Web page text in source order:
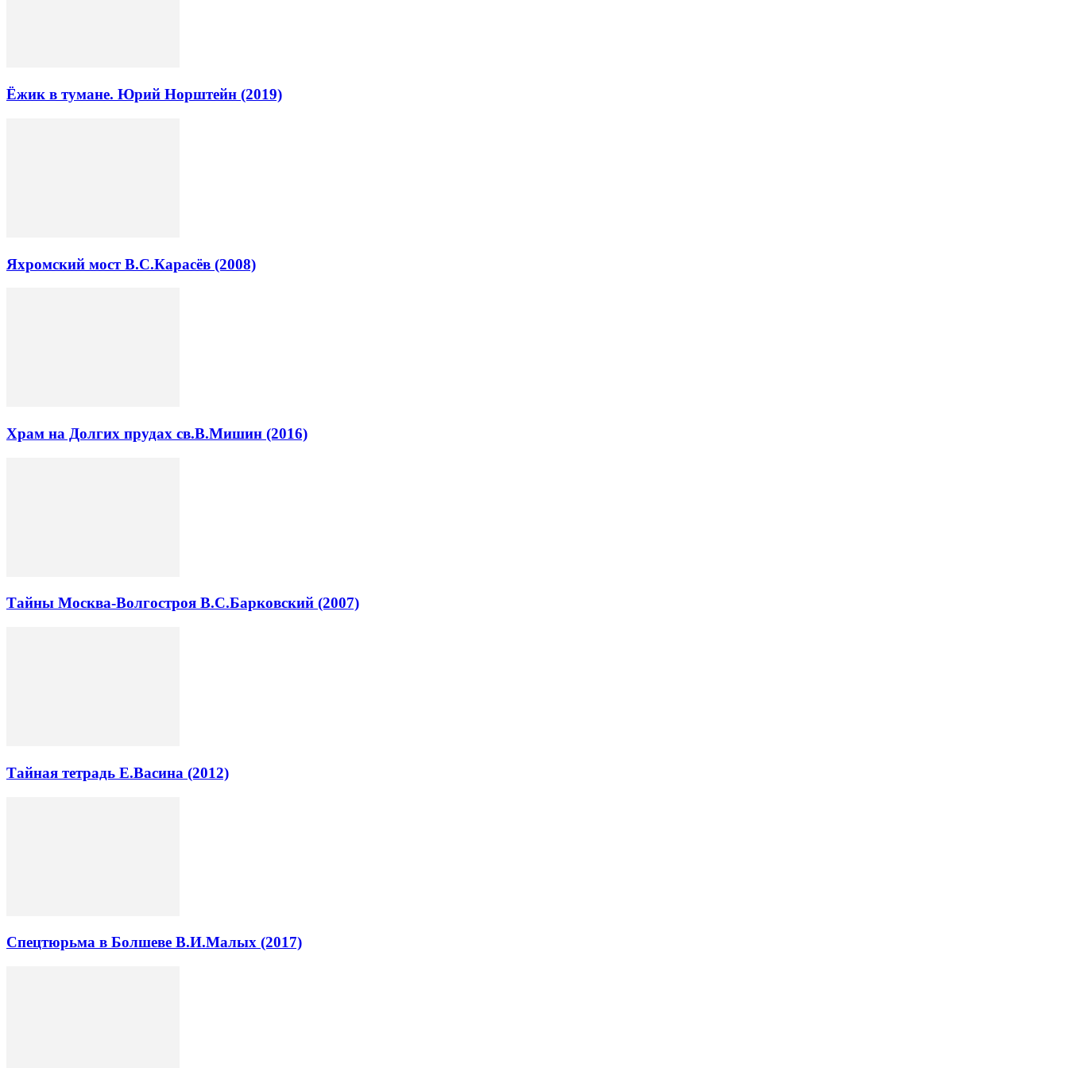
Ёжик в тумане. Юрий Норштейн (2019)
Яхромский мост В.С.Карасёв (2008)
Храм на Долгих прудах св.В.Мишин (2016)
Тайны Москва-Волгостроя В.С.Барковский (2007)
Тайная тетрадь Е.Васина (2012)
Спецтюрьма в Болшеве В.И.Малых (2017)